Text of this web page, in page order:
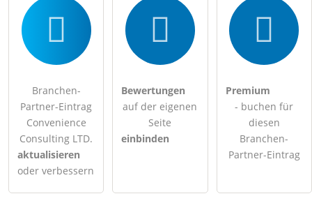
Branchen-
Partner-Eintrag
Convenience
Consulting LTD.
aktualisieren
oder verbessern
Bewertungen
auf der eigenen
Seite
einbinden
Premium
- buchen für
diesen
Branchen-
Partner-Eintrag